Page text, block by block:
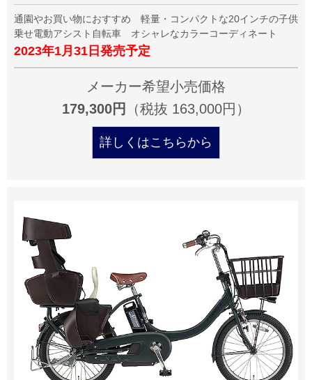
通園やお買い物におすすめ 軽量・コンパクトな20インチの子供
乗せ電動アシスト自転車 オシャレなカラーコーディネート
2023年1月31日発売予定
メーカー希望小売価格
179,300円
（税抜 163,000円）
詳しくはこちらから